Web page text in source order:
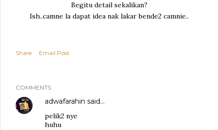
Begitu detail sekalikan?
Ish..camne la dapat idea nak lakar bende2 camnie..
Share Email Post
COMMENTS
adwafarahin said…
pelik2 nye
huhu